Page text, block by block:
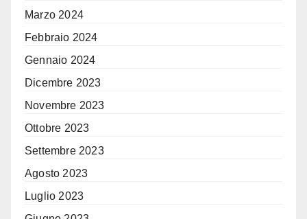
Marzo 2024
Febbraio 2024
Gennaio 2024
Dicembre 2023
Novembre 2023
Ottobre 2023
Settembre 2023
Agosto 2023
Luglio 2023